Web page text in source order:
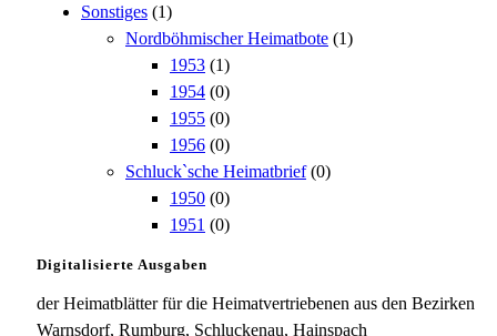
Sonstiges (1)
Nordböhmischer Heimatbote (1)
1953 (1)
1954 (0)
1955 (0)
1956 (0)
Schluck`sche Heimatbrief (0)
1950 (0)
1951 (0)
Digitalisierte Ausgaben
der Heimatblätter für die Heimatvertriebenen aus den Bezirken
Warnsdorf, Rumburg, Schluckenau, Hainspach